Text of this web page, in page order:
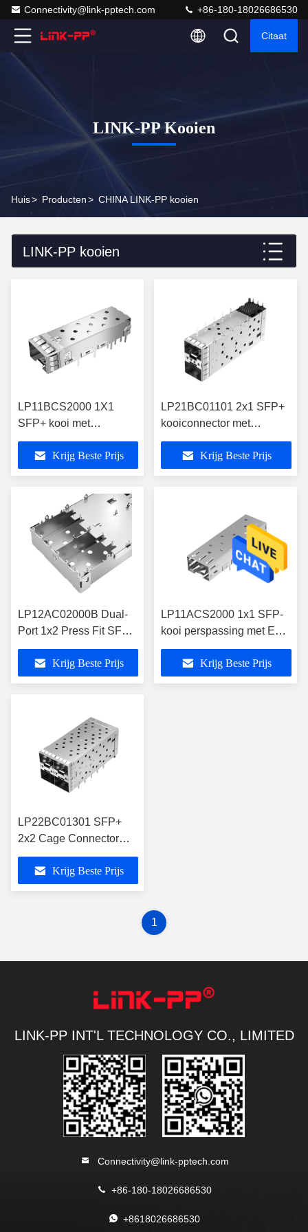
Connectivity@link-pptech.com +86-180-18026686530
Citaat
LINK-PP Kooien
Huis> Producten> CHINA LINK-PP kooien
LINK-PP kooien
LP11BCS2000 1X1
SFP+ kooi met
aardingspin EMI
veervingerKrijg Beste Prijs
LP21BC01101 2x1 SFP+
kooiconnector met
LightPipe en EMI-veren
Krijg Beste Prijs
LP12AC02000B Dual-
Port 1x2 Press Fit SFP-
kooi zonder lichtpijpen
Krijg Beste Prijs
LP11ACS2000 1x1 SFP-
kooi perspassing met EMI-
vingers RoHS-conform
Krijg Beste Prijs
LP22BC01301 SFP+
2x2 Cage Connector
met buitenste lichtpijp
Krijg Beste Prijs
1
LINK-PP INT'L TECHNOLOGY CO., LIMITED
Connectivity@link-pptech.com
+86-180-18026686530
+8618026686530